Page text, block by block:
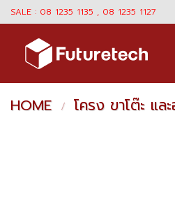
Skip
to
content
SALE : 08 1235 1135 , 08 1235 1127
HOME / โครง ขาโต๊ะ แล